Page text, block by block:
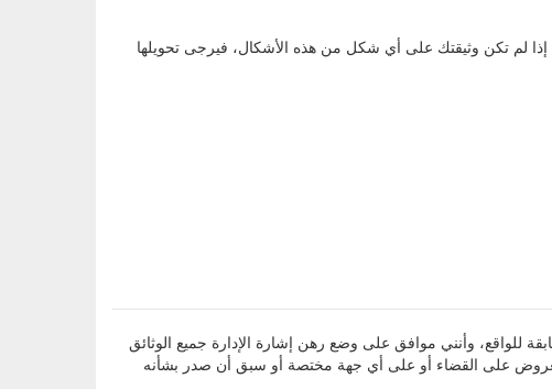
، وأقر بأن جميع المعلومات التي أدليت بها أعلاه صحيحة ومطابقة للواقع، وأنني موافق على وضع رهن إشارة الإدارة جميع الوثائق
معروض على القضاء أو على أي جهة مختصة أو سبق أن صدر بشأنه